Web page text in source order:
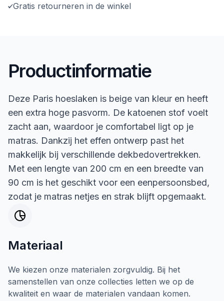
Gratis retourneren in de winkel
Productinformatie
Deze Paris hoeslaken is beige van kleur en heeft
een extra hoge pasvorm. De katoenen stof voelt
zacht aan, waardoor je comfortabel ligt op je
matras. Dankzij het effen ontwerp past het
makkelijk bij verschillende dekbedovertrekken.
Met een lengte van 200 cm en een breedte van
90 cm is het geschikt voor een eenpersoonsbed,
zodat je matras netjes en strak blijft opgemaakt.
Materiaal
We kiezen onze materialen zorgvuldig. Bij het
samenstellen van onze collecties letten we op de
kwaliteit en waar de materialen vandaan komen.